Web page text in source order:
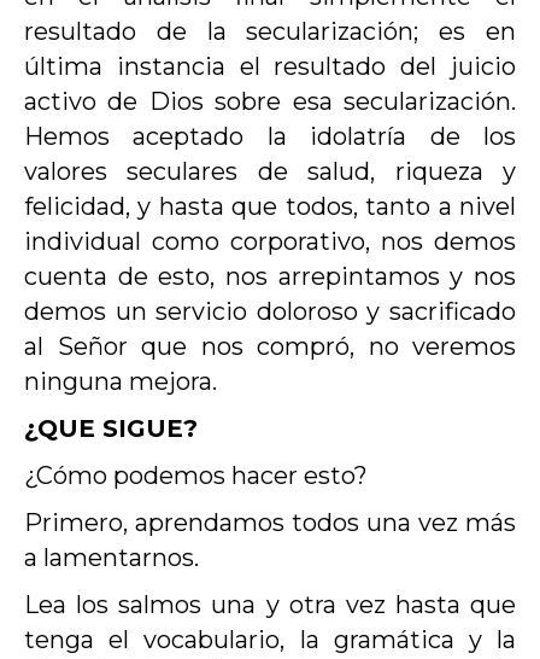
resultado de la secularización; es en
última instancia el resultado del juicio
activo de Dios sobre esa secularización.
Hemos aceptado la idolatría de los
valores seculares de salud, riqueza y
felicidad, y hasta que todos, tanto a nivel
individual como corporativo, nos demos
cuenta de esto, nos arrepintamos y nos
demos un servicio doloroso y sacrificado
al Señor que nos compró, no veremos
ninguna mejora.
¿QUE SIGUE?
¿Cómo podemos hacer esto?
Primero, aprendamos todos una vez más
a lamentarnos.
Lea los salmos una y otra vez hasta que
tenga el vocabulario, la gramática y la